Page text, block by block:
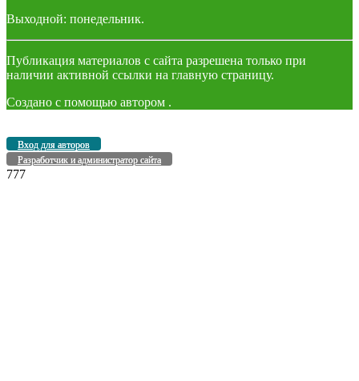
Выходной: понедельник.
Публикация материалов с сайта разрешена только при
наличии активной ссылки на главную страницу.
Создано с помощью автором .
Вход для авторов
Разработчик и администратор сайта
777